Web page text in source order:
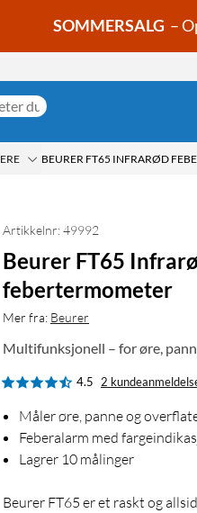
SOMMERSALG –
BEURER FT65 INFRARØD
Artikkelnr: 49992
Beurer FT65
febertermometer
Mer fra: Beurer
Multifunksjonell – for øre,
4.5 2
Måler øre, panne og
Feberalarm med
Lagrer 10 målinger
Beurer FT65 er et raskt og